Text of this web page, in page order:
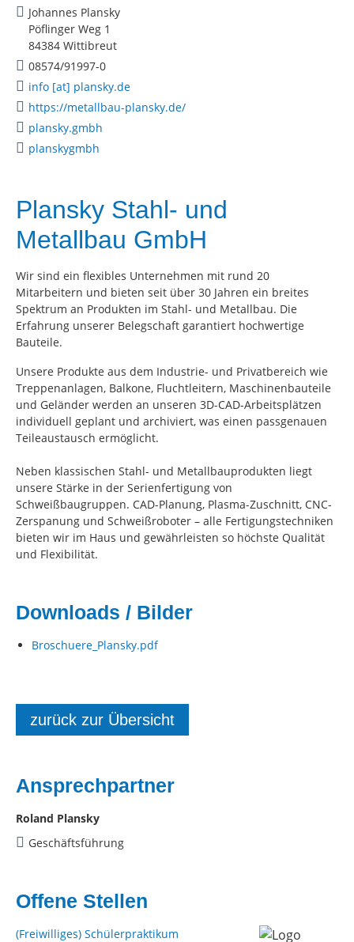
Johannes Plansky
Pöflinger Weg 1
84384 Wittibreut
08574/91997-0
info [at] plansky.de
https://metallbau-plansky.de/
plansky.gmbh
planskygmbh
Plansky Stahl- und
Metallbau GmbH
Wir sind ein flexibles Unternehmen mit rund 20
Mitarbeitern und bieten seit über 30 Jahren ein breites
Spektrum an Produkten im Stahl- und Metallbau. Die
Erfahrung unserer Belegschaft garantiert hochwertige
Bauteile.
Unsere Produkte aus dem Industrie- und Privatbereich wie
Treppenanlagen, Balkone, Fluchtleitern, Maschinenbauteile
und Geländer werden an unseren 3D-CAD-Arbeitsplätzen
individuell geplant und archiviert, was einen passgenauen
Teileaustausch ermöglicht.
Neben klassischen Stahl- und Metallbauprodukten liegt
unsere Stärke in der Serienfertigung von
Schweißbaugruppen. CAD-Planung, Plasma-Zuschnitt, CNC-
Zerspanung und Schweißroboter – alle Fertigungstechniken
bieten wir im Haus und gewährleisten so höchste Qualität
und Flexibilität.
Downloads / Bilder
Broschuere_Plansky.pdf
zurück zur Übersicht
Ansprechpartner
Roland Plansky
Geschäftsführung
Offene Stellen
(Freiwilliges) Schülerpraktikum